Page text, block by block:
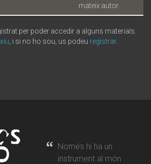
mateix autor.
per poder accedir a alguns materials.
, i si no ho sou, us podeu registrar.
Només hi ha un
instrument al món